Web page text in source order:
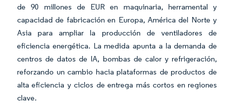
de 90 millones de EUR en maquinaria, herramental y
capacidad de fabricación en Europa, América del Norte y
Asia para ampliar la producción de ventiladores de
eficiencia energética. La medida apunta a la demanda de
centros de datos de IA, bombas de calor y refrigeración,
reforzando un cambio hacia plataformas de productos de
alta eficiencia y ciclos de entrega más cortos en regiones
clave.